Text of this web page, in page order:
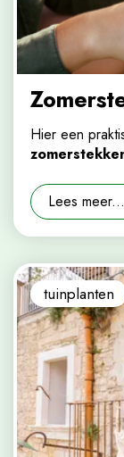
Hier een
Lees meer...
tuinplanten